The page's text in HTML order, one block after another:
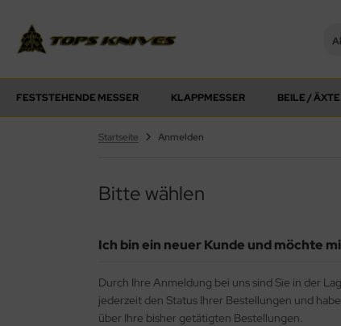
FESTSTEHENDE MESSER KLAPPMESSER BEILE / ÄXTE
Startseite Anmelden
Bitte wählen
Ich bin ein neuer Kunde und möchte
Durch Ihre Anmeldung bei uns sind Sie in der
jederzeit den Status Ihrer Bestellungen und
über Ihre bisher getätigten Bestellungen.
Knives